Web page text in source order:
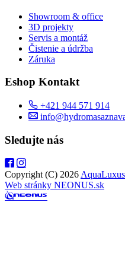
Showroom & office
3D projekty
Servis a montáž
Čistenie a údržba
Záruka
Eshop Kontakt
+421 944 571 914
Sledujte nás
Copyright (C) 2026 AquaLuxus
Web stránky NEONUS.sk